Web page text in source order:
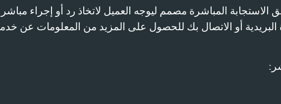
الاستجابة المباشرة مصمم ليوجه العميل لاتخاذ رد أو إجراء مباشر
أو الاتصال بك للحصول على المزيد من المعلومات عن